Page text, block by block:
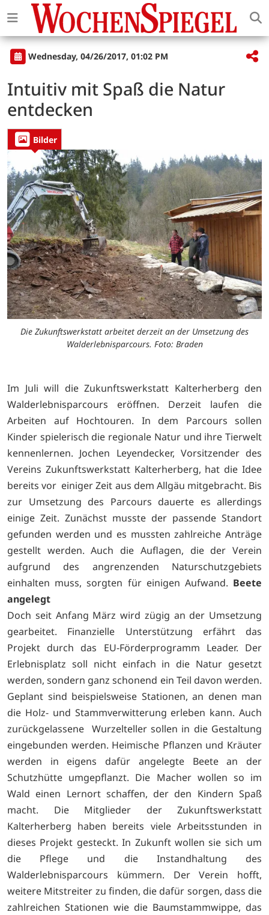
Wednesday, 04/26/2017, 01:02 PM
In­tu­i­tiv mit Spaß die Natur
entdecken
Bilder
Die Zukunftswerkstatt arbeitet derzeit an der Umsetzung des
Walderlebnisparcours. Foto: Braden
Im Juli will die Zukunftswerkstatt Kalterherberg den
Walderlebnisparcours eröffnen. Derzeit laufen die
Arbeiten auf Hochtouren. In dem Parcours sollen
Kinder spielerisch die regionale Natur und ihre Tierwelt
kennenlernen. Jochen Leyendecker, Vorsitzender des
Vereins Zukunftswerkstatt Kalterherberg, hat die Idee
bereits vor einiger Zeit aus dem Allgäu mitgebracht. Bis
zur Umsetzung des Parcours dauerte es allerdings
einige Zeit. Zunächst musste der passende Standort
gefunden werden und es mussten zahlreiche Anträge
gestellt werden. Auch die Auflagen, die der Verein
aufgrund des angrenzenden Naturschutzgebiets
einhalten muss, sorgten für einigen Aufwand. Beete
angelegt
Doch seit Anfang März wird zügig an der Umsetzung
gearbeitet. Finanzielle Unterstützung erfährt das
Projekt durch das EU-Förderprogramm Leader. Der
Erlebnisplatz soll nicht einfach in die Natur gesetzt
werden, sondern ganz schonend ein Teil davon werden.
Geplant sind beispielsweise Stationen, an denen man
die Holz- und Stammverwitterung erleben kann. Auch
zurückgelassene Wurzelteller sollen in die Gestaltung
eingebunden werden. Heimische Pflanzen und Kräuter
werden in eigens dafür angelegte Beete an der
Schutzhütte umgepflanzt. Die Macher wollen so im
Wald einen Lernort schaffen, der den Kindern Spaß
macht. Die Mitglieder der Zukunftswerkstatt
Kalterherberg haben bereits viele Arbeitsstunden in
dieses Projekt gesteckt. In Zukunft wollen sie sich um
die Pflege und die Instandhaltung des
Walderlebnisparcours kümmern. Der Verein hofft,
weitere Mitstreiter zu finden, die dafür sorgen, dass die
zahlreichen Stationen wie die Baumstammwippe, das